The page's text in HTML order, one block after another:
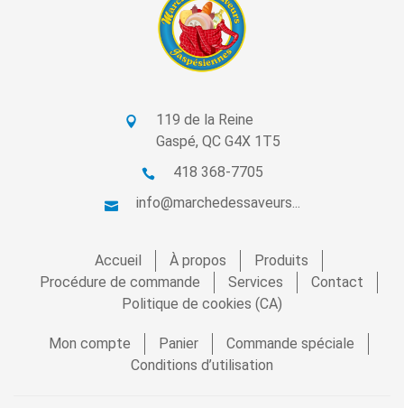
119 de la Reine
Gaspé, QC G4X 1T5
418 368-7705
info@marchedessaveurs...
Accueil À propos
Produits
Procédure de commande
Services
Contact
Politique de cookies (CA)
Mon compte Panier
Commande spéciale
Conditions d’utilisation